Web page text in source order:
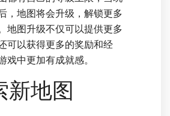
，地图将会升级，解锁更多
地图升级不仅可以提供更多
可以获得更多的奖励和经
戏中更加有成就感。
新地图